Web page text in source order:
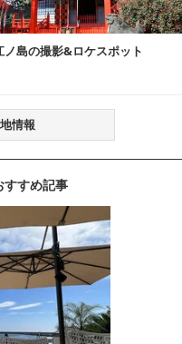
ノ島の撮影&ロケスポット
情報
すすめ記事